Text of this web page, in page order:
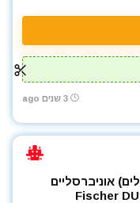
3 שנים ago
אוניברסליים
Fischer